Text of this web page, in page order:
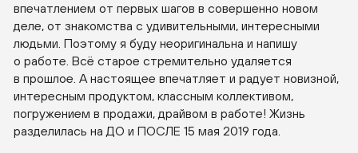
впечатлением от первых шагов в совершенно новом
деле, от знакомства с удивительными, интересными
людьми. Поэтому я буду неоригинальна и напишу
о работе. Всё старое стремительно удаляется
в прошлое. А настоящее впечатляет и радует новизной,
интересным продуктом, классным коллективом,
погружением в продажи, драйвом в работе! Жизнь
разделилась на ДО и ПОСЛЕ 15 мая 2019 года.